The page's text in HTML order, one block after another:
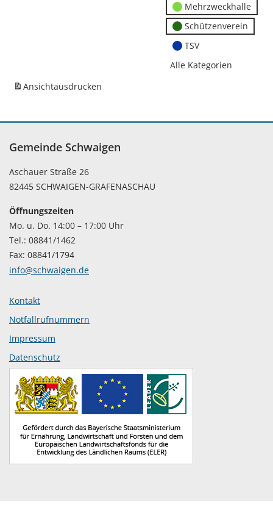
Mehrzweckhalle
Schützenverein
TSV
Alle Kategorien
Ansichtausdrucken
Gemeinde Schwaigen
Aschauer Straße 26
82445 SCHWAIGEN-GRAFENASCHAU
Öffnungszeiten
Mo. u. Do. 14:00 – 17:00 Uhr
Tel.: 08841/1462
Fax: 08841/1794
info@schwaigen.de
Kontakt
Notfallrufnummern
Impressum
Datenschutz